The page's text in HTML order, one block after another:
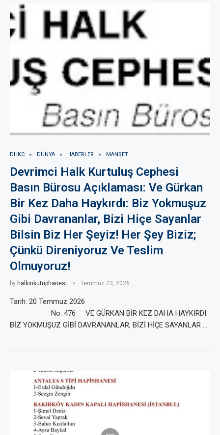
DHKC DÜNYA HABERLER MANŞET
Devrimci Halk Kurtuluş Cephesi
Basın Bürosu Açıklaması: Ve Gürkan
Bir Kez Daha Haykırdı: Biz Yokmuşuz
Gibi Davrananlar, Bizi Hiçe Sayanlar
Bilsin Biz Her Şeyiz! Her Şey Biziz;
Çünkü Direniyoruz Ve Teslim
Olmuyoruz!
by halkinkutuphanesi Temmuz 23, 2026
Tarih: 20 Temmuz 2026
No: 476 VE GÜRKAN BİR KEZ DAHA HAYKIRDI:
BİZ YOKMUŞUZ GİBİ DAVRANANLAR, BİZİ HİÇE SAYANLAR …